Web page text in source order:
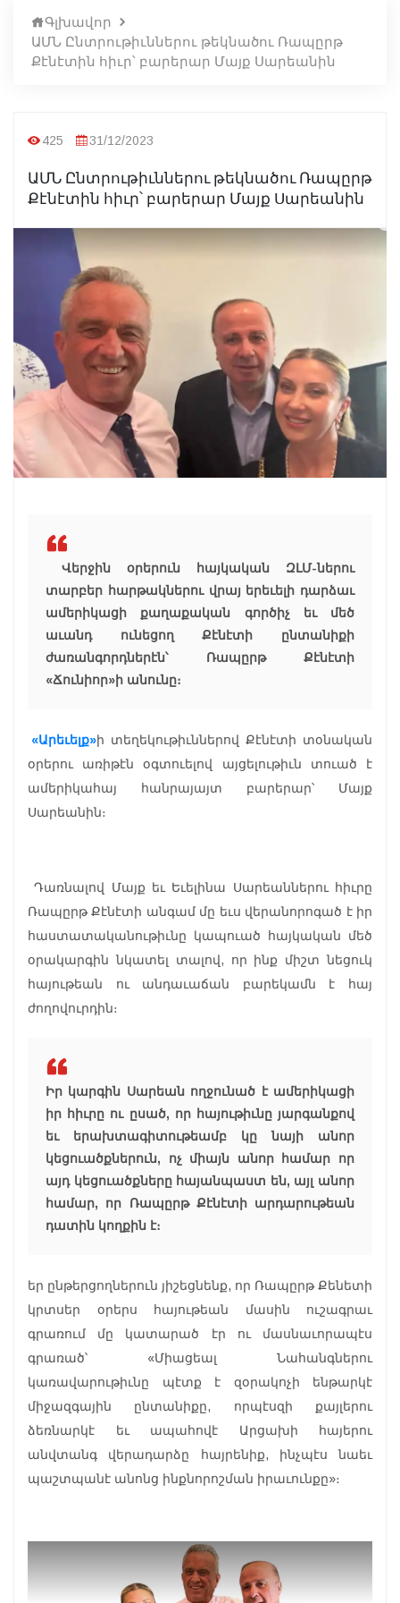
Գլխավոր
ԱՄՆ Ընտրութիւններու թեկնածու Ռապըրթ
Քէնէտին հիւր՝ բարերար Մայք Սարեանին
425 31/12/2023
ԱՄՆ Ընտրութիւններու թեկնածու Ռապըրթ
Քէնէտին հիւր՝ բարերար Մայք Սարեանին
Վերջին օրերուն հայկական ԶԼՄ-ներու
տարբեր հարթակներու վրայ երեւելի դարձաւ
ամերիկացի քաղաքական գործիչ եւ մեծ
աւանդ ունեցող Քէնէտի ընտանիքի
ժառանգորդներէն՝ Ռապըրթ Քէնէտի
«Ճունիոր»ի անունը։
«Արեւելք»ի տեղեկութիւններով Քէնէտի տօնական
օրերու առիթէն օգտուելով այցելութիւն տուած է
ամերիկահայ հանրայայտ բարերար՝ Մայք
Սարեանին։
Դառնալով Մայք եւ Եւելինա Սարեաններու հիւրը
Ռապըրթ Քէնէտի անգամ մը եւս վերանորոգած է իր
հաստատականութիւնը կապուած հայկական մեծ
օրակարգին նկատել տալով, որ ինք միշտ նեցուկ
հայութեան ու անդաւաճան բարեկամն է հայ
ժողովուրդին։
Իր կարգին Սարեան ողջունած է ամերիկացի
իր հիւրը ու ըսած, որ հայութիւնը յարգանքով
եւ երախտագիտութեամբ կը նայի անոր
կեցուածքներուն, ոչ միայն անոր համար որ
այդ կեցուածքները հայանպաստ են, այլ անոր
համար, որ Ռապըրթ Քէնէտի արդարութեան
դատին կողքին է։
եր ընթերցողներուն յիշեցնենք, որ Ռապըրթ Քենետի
կրտսեր օրերս հայութեան մասին ուշագրաւ
գրառում մը կատարած էր ու մասնաւորապէս
գրառած՝ «Միացեալ Նահանգներու
կառավարութիւնը պէտք է զօրակոչի ենթարկէ
միջազգային ընտանիքը, որպէսզի քայլերու
ձեռնարկէ եւ ապահովէ Արցախի հայերու
անվտանգ վերադարձը հայրենիք, ինչպէս նաեւ
պաշտպանէ անոնց ինքնորոշման իրաւունքը»։